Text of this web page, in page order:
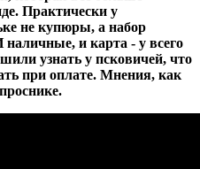
Практически у
не купюры, а набор
и карта - у всего
узнать у псковичей, что
при оплате. Мнения, как